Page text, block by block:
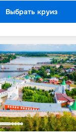
Выбрать круиз